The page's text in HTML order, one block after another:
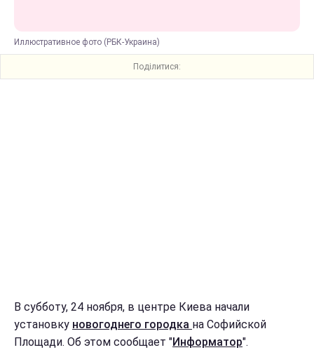
Иллюстративное фото (РБК-Украина)
Поділитися:
В субботу, 24 ноября, в центре Киева начали
установку новогоднего городка на Софийской
Площади. Об этом сообщает "Информатор".